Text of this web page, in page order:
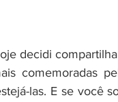
decidi
comemoradas
las. E se você